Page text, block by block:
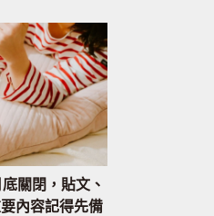
關閉，貼文、
內容記得先備